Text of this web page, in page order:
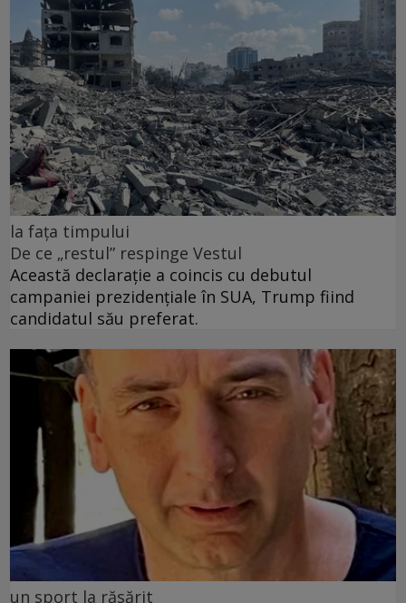
la fața timpului
De ce „restul” respinge Vestul
Această declarație a coincis cu debutul
campaniei prezidențiale în SUA, Trump fiind
candidatul său preferat.
un sport la răsărit